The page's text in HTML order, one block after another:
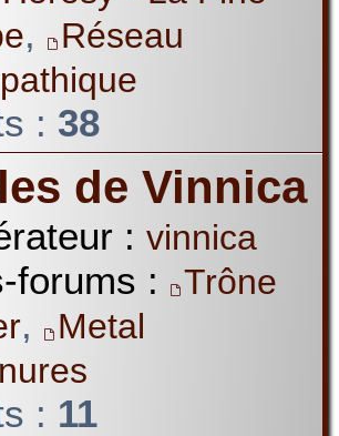
,
Réseau
: 38
de Vinnica
: vinnica
forums :
Trône
,
Metal
: 11